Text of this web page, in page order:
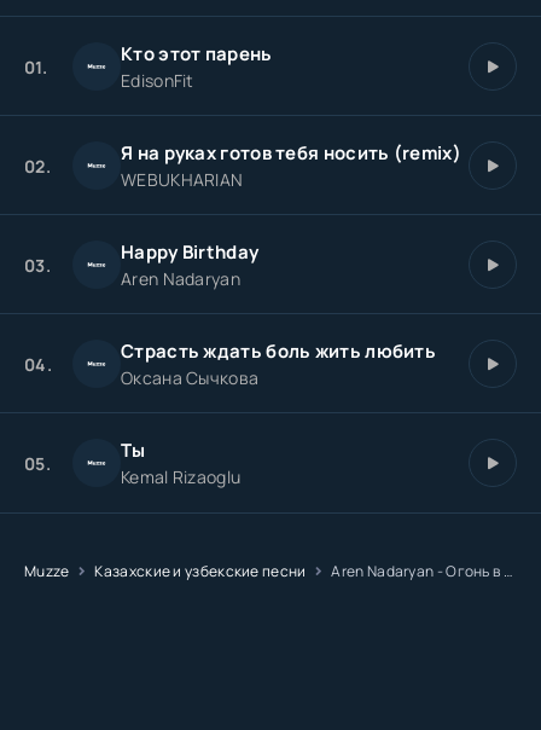
01. Кто этот парень
EdisonFit
02. Я на руках готов тебя носить (remix)
WEBUKHARIAN
03. Happy Birthday
Aren Nadaryan
04. Страсть ждать боль жить любить
Оксана Сычкова
05. Ты
Kemal Rizaoglu
Muzze Казахские и узбекские песни Aren Nadaryan - Огонь в крови